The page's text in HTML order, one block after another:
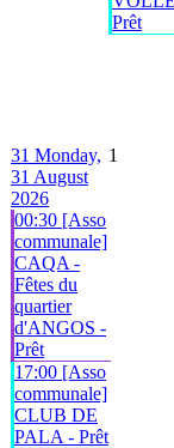
Prêt
31 Monday,
31 August
2026
00:30 [Asso
communale]
CAQA -
Fêtes du
quartier
d'ANGOS -
Prêt
17:00 [Asso
communale]
CLUB DE
PALA - Prêt
1